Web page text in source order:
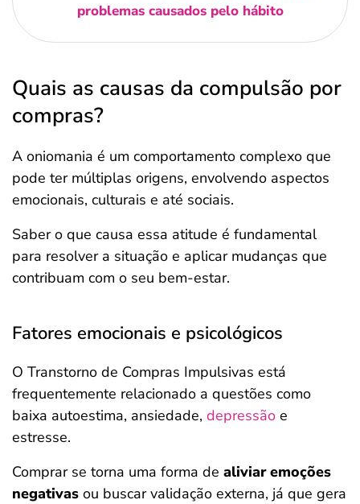
problemas causados pelo hábito
Quais as causas da compulsão por
compras?
A oniomania é um comportamento complexo que
pode ter múltiplas origens, envolvendo aspectos
emocionais, culturais e até sociais.
Saber o que causa essa atitude é fundamental
para resolver a situação e aplicar mudanças que
contribuam com o seu bem-estar.
Fatores emocionais e psicológicos
O Transtorno de Compras Impulsivas está
frequentemente relacionado a questões como
baixa autoestima, ansiedade, depressão e
estresse.
Comprar se torna uma forma de aliviar emoções
negativas ou buscar validação externa, já que gera